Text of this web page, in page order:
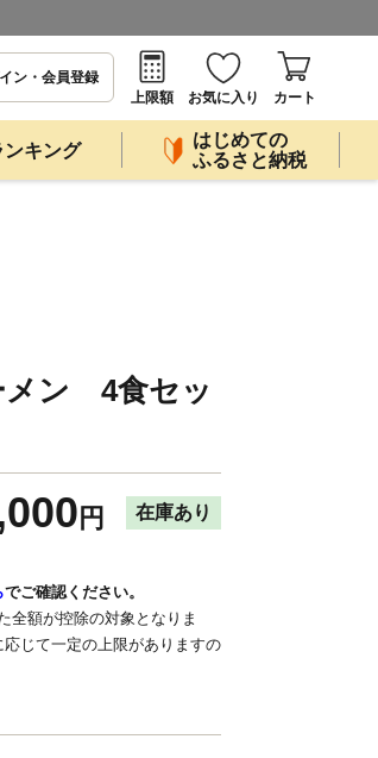
ン・会員登録
上限額
お気に入り カート
ンキング
はじめての
ふるさと納税
メン 4食セッ
円 在庫あり
でご確認ください。
全額が控除の対象となりま
じて一定の上限がありますの